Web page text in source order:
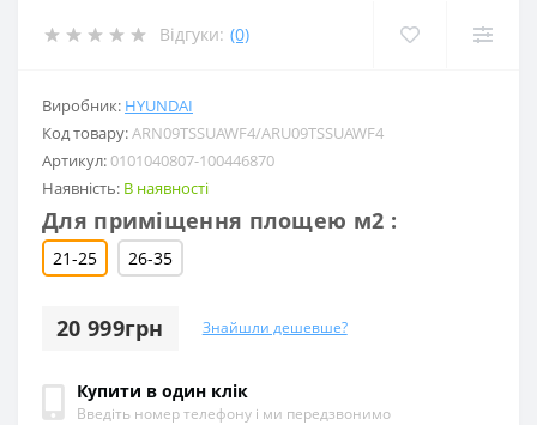
Відгуки: (0)
Виробник: HYUNDAI
Код товару:ARN09TSSUAWF4/ARU09TSSUAWF4
Артикул:0101040807-100446870
Наявність: В наявності
Для приміщення площею м2 :
21-25 26-35
20 999грн Знайшли дешевше?
Купити в один клік
Введіть номер телефону і ми передзвонимо